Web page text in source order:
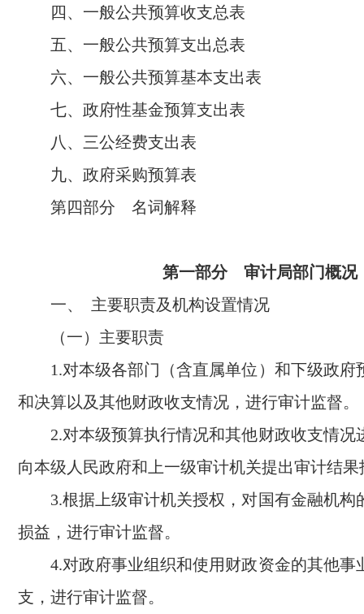
四、一般公共预算收支总表
五、一般公共预算支出总表
六、一般公共预算基本支出表
七、政府性基金预算支出表
八、三公经费支出表
九、政府采购预算表
第四部分 名词解释
第一部分 审计局部门概况
一、 主要职责及机构设置情况
（一）主要职责
1.对本级各部门（含直属单位）和下级政府
和决算以及其他财政收支情况，进行审计监督。
2.对本级预算执行情况和其他财政收支情况
向本级人民政府和上一级审计机关提出审计
3.根据上级审计机关授权，对国有金融机构
损益，进行审计监督。
4.对政府事业组织和使用财政资金的其他事
支，进行审计监督。